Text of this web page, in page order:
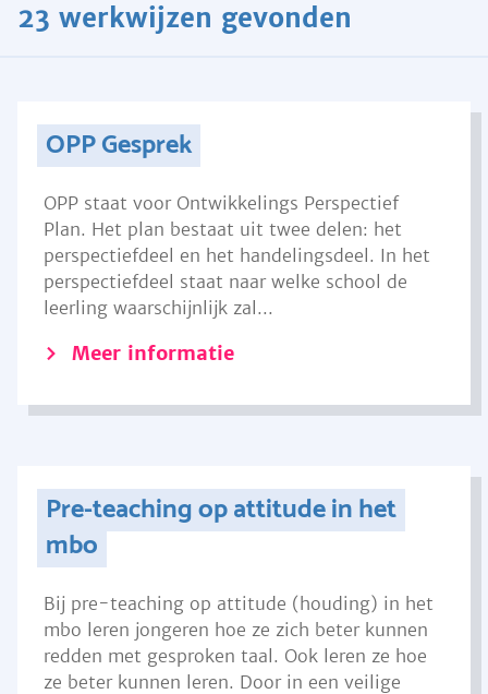
23 werkwijzen gevonden
OPP Gesprek
OPP staat voor Ontwikkelings Perspectief
Plan. Het plan bestaat uit twee delen: het
perspectiefdeel en het handelingsdeel. In het
perspectiefdeel staat naar welke school de
leerling waarschijnlijk zal...
Meer informatie
Pre-teaching op attitude in het
mbo
Bij pre-teaching op attitude (houding) in het
mbo leren jongeren hoe ze zich beter kunnen
redden met gesproken taal. Ook leren ze hoe
ze beter kunnen leren. Door in een veilige